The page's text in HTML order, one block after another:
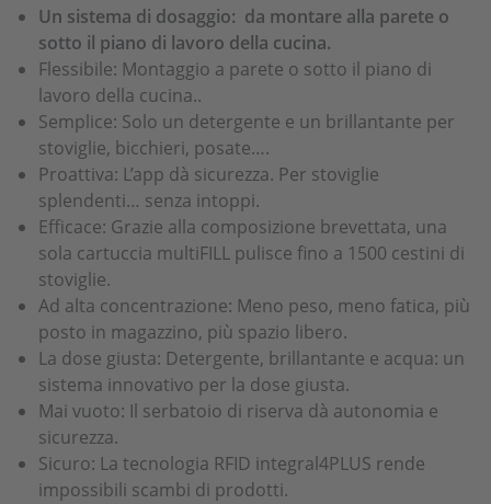
Un sistema di dosaggio: da montare alla parete o
sotto il piano di lavoro della cucina.
Flessibile: Montaggio a parete o sotto il piano di
lavoro della cucina..
Semplice: Solo un detergente e un brillantante per
stoviglie, bicchieri, posate….
Proattiva: L’app dà sicurezza. Per stoviglie
splendenti… senza intoppi.
Efficace: Grazie alla composizione brevettata, una
sola cartuccia multiFILL pulisce fino a 1500 cestini di
stoviglie.
Ad alta concentrazione: Meno peso, meno fatica, più
posto in magazzino, più spazio libero.
La dose giusta: Detergente, brillantante e acqua: un
sistema innovativo per la dose giusta.
Mai vuoto: Il serbatoio di riserva dà autonomia e
sicurezza.
Sicuro: La tecnologia RFID integral4PLUS rende
impossibili scambi di prodotti.